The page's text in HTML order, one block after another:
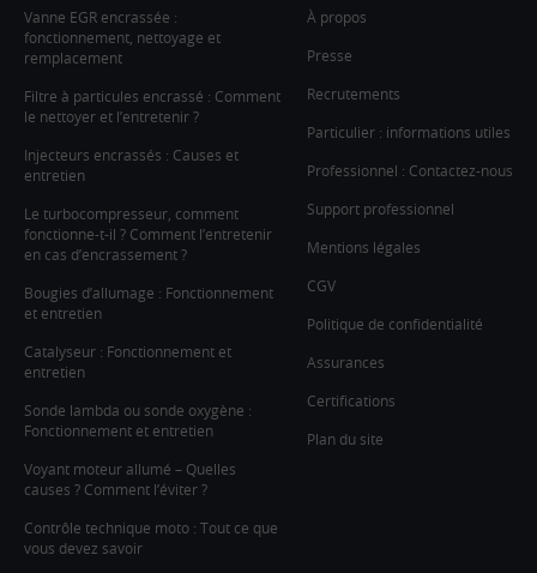
Vanne EGR encrassée :
fonctionnement, nettoyage et
remplacement
Filtre à particules encrassé : Comment
le nettoyer et l’entretenir ?
Injecteurs encrassés : Causes et
entretien
Le turbocompresseur, comment
fonctionne-t-il ? Comment l’entretenir
en cas d’encrassement ?
Bougies d’allumage : Fonctionnement
et entretien
Catalyseur : Fonctionnement et
entretien
Sonde lambda ou sonde oxygène :
Fonctionnement et entretien
Voyant moteur allumé – Quelles
causes ? Comment l’éviter ?
Contrôle technique moto : Tout ce que
vous devez savoir
À propos
Presse
Recrutements
Particulier : informations utiles
Professionnel : Contactez-nous
Support professionnel
Mentions légales
CGV
Politique de confidentialité
Assurances
Certifications
Plan du site